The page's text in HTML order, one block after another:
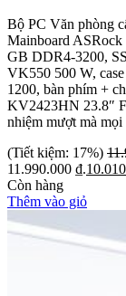
Bộ PC Văn phòng
Mainboard
GB DDR4-3200,
VK550 500 W,
1200, bàn phím +
KV2423HN 23.8″
nhiệm mượt mà mọi
(Tiết kiệm: 17%)
11.990.000 ₫.
Còn hàng
Thêm vào giỏ